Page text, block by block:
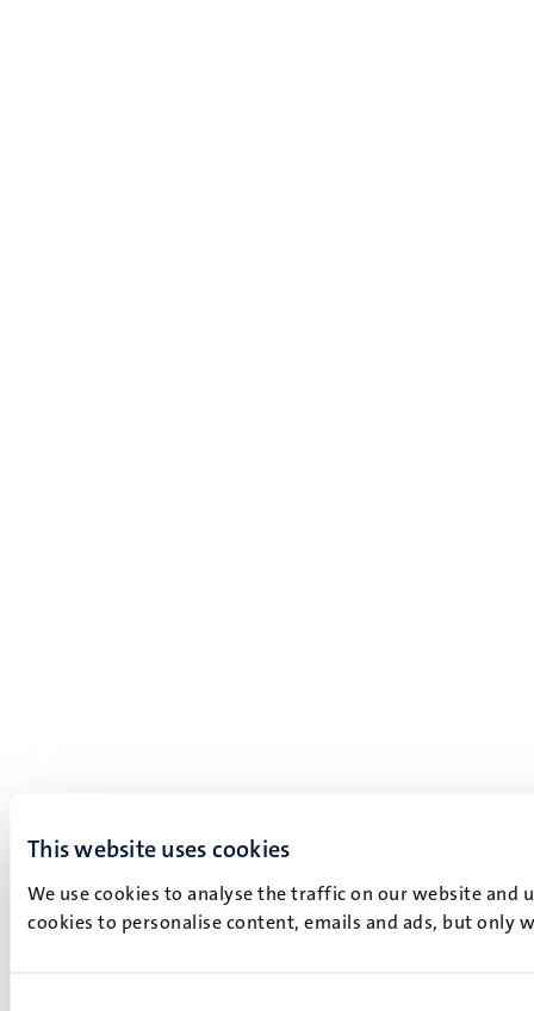
This website uses cookies
We use cookies to analyse the traffic on our website and
cookies to personalise content, emails and ads, but only